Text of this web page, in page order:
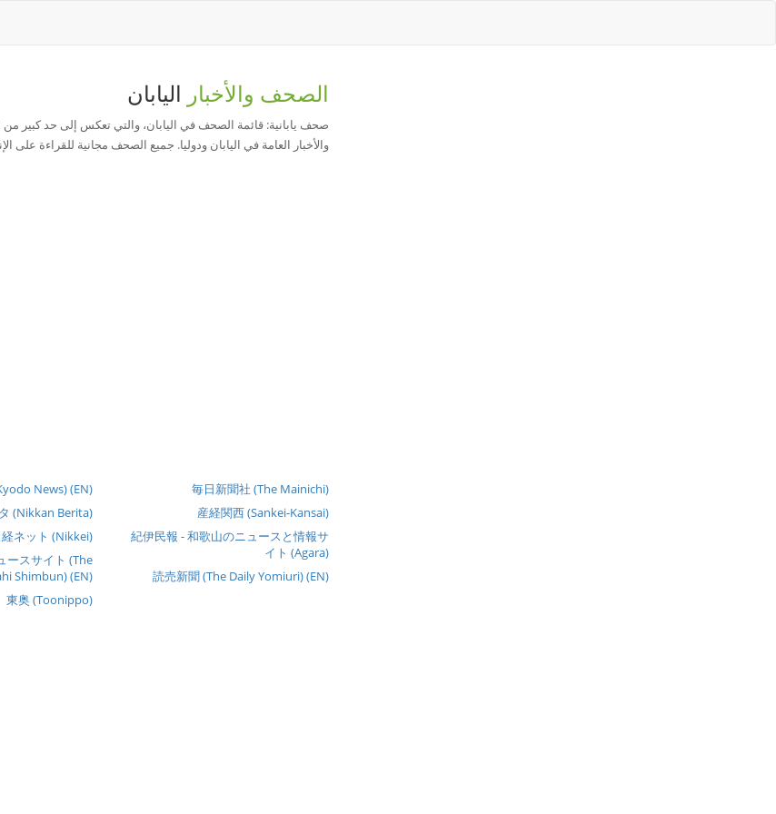
الصحف والأخبار اليابان
صحف يابانية: قائمة الصحف في اليابان، والتي تعكس إلى حد كبير
والأخبار العامة في اليابان ودوليا. جميع الصحف مجانية للقراءة على الإنترنت. هل تعلم أن أكبر 3
News) (EN)
(Nikkan Berita)
経ネット (Nikkei)
ースサイト (The
Shimbun) (EN)
東奥 (Toonippo)
毎日新聞社 (The Mainichi)
産経関西 (Sankei-Kansai)
紀伊民報 - 和歌山のニュースと情報サ
イト (Agara)
読売新聞 (The Daily Yomiuri) (EN)